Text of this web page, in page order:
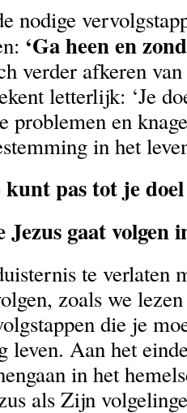
nodige
‘Ga heen en
verder afkeren
letterlijk: ‘Je
problemen en
in het
kunt pas tot je
Jezus gaat volgen
te verlaten
zoals we
die je
leven. Aan het
in het
als Zijn